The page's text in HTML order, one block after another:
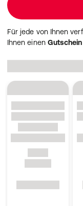
Für jede von Ihnen
Ihnen einen Gutschein